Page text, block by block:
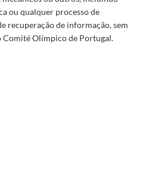
ou qualquer processo de
recuperação de informação, sem
Comité Olímpico de Portugal.